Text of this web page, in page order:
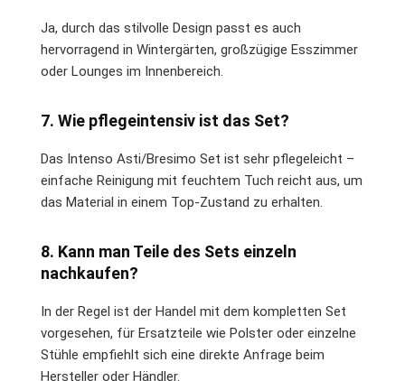
Ja, durch das stilvolle Design passt es auch
hervorragend in Wintergärten, großzügige Esszimmer
oder Lounges im Innenbereich.
7. Wie pflegeintensiv ist das Set?
Das Intenso Asti/Bresimo Set ist sehr pflegeleicht –
einfache Reinigung mit feuchtem Tuch reicht aus, um
das Material in einem Top-Zustand zu erhalten.
8. Kann man Teile des Sets einzeln
nachkaufen?
In der Regel ist der Handel mit dem kompletten Set
vorgesehen, für Ersatzteile wie Polster oder einzelne
Stühle empfiehlt sich eine direkte Anfrage beim
Hersteller oder Händler.